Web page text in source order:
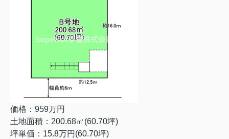
価格：959万円
土地面積： 200.68㎡(60.70坪)
坪単価： 15.8万円(60.70坪)